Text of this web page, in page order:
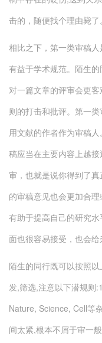
击的，随便找个理由毙了
相比之下，第一类审稿
有益于学术规范。陌生
对一篇文章的评审会更
则的打击和批评。第一
用文献的作者作为审稿
稿应当在主要内容上越
审，也就是说你得到了
的审稿意见也会更加合
有助于提高自己的研究
面也很容易接受，也会给
陌生的同行既可以按照
发,筛选,注意以下潜规则
Nature, Science, Cell等
间太紧,根本不屑于审一